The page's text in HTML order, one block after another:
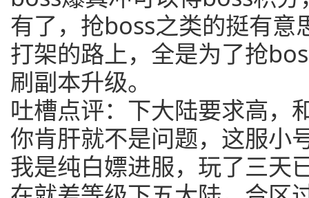
有了，抢boss之类的挺有意
打架的路上，全是为了抢
刷副本升级。
吐槽点评：下大陆要求高，
你肯肝就不是问题，这服小
我是纯白嫖进服，玩了三天